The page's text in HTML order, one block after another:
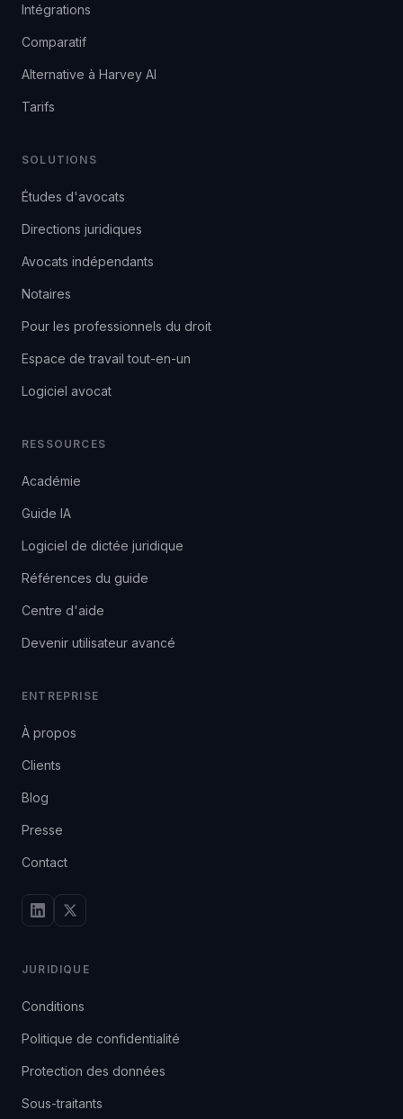
Intégrations
Comparatif
Alternative à Harvey AI
Tarifs
SOLUTIONS
Études d'avocats
Directions juridiques
Avocats indépendants
Notaires
Pour les professionnels du droit
Espace de travail tout-en-un
Logiciel avocat
RESSOURCES
Académie
Guide IA
Logiciel de dictée juridique
Références du guide
Centre d'aide
Devenir utilisateur avancé
ENTREPRISE
À propos
Clients
Blog
Presse
Contact
JURIDIQUE
Conditions
Politique de confidentialité
Protection des données
Sous-traitants